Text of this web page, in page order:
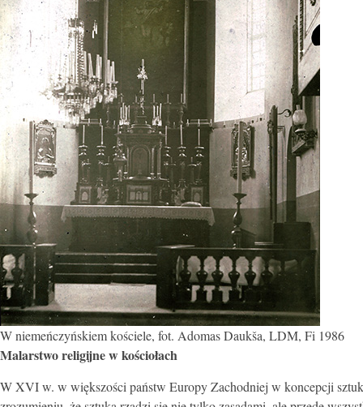
W niemeńczyńskiem kościele, fot. Adomas Daukša, LDM, Fi 1986
Malarstwo religijne w kościołach
W XVI w. w większości państw Europy Zachodniej w koncepcji